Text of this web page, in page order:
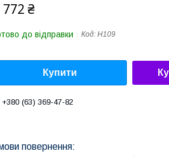
772 ₴
до відправки Код: H109
Купити
+380 (63) 369-47-82